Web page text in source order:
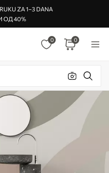
ZA 1–3 DANA
ОД 40%
0 0